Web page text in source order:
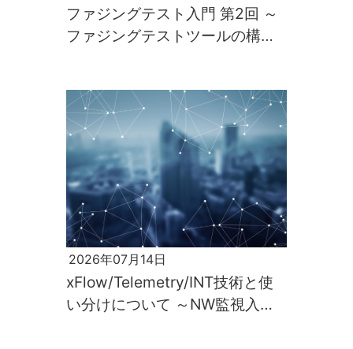
ファジングテスト入門 第2回 ～
ファジングテストツールの構築
2026年07月14日
xFlow/Telemetry/INT技術と使
い分けについて ～NW監視入門